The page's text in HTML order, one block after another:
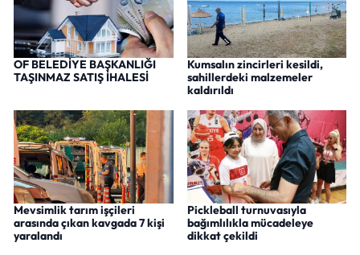
OF BELEDİYE BAŞKANLIĞI
TAŞINMAZ SATIŞ İHALESİ
Kumsalın zincirleri kesildi,
sahillerdeki malzemeler
kaldırıldı
Mevsimlik tarım işçileri
arasında çıkan kavgada 7 kişi
yaralandı
Pickleball turnuvasıyla
bağımlılıkla mücadeleye
dikkat çekildi